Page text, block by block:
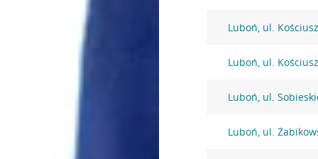
Luboń, ul.
Luboń, ul.
Luboń, ul.
Luboń, ul.